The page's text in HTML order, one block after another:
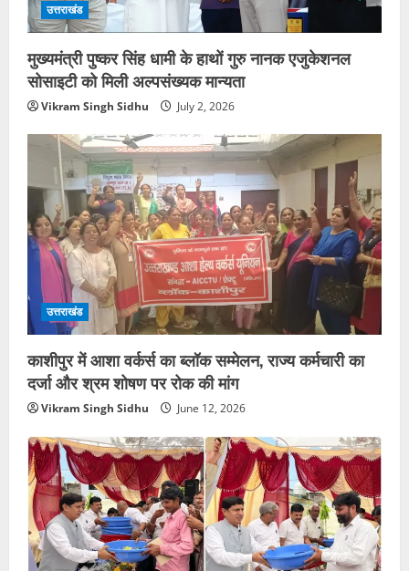
उत्तराखंड
मुख्यमंत्री पुष्कर सिंह धामी के हाथों गुरु नानक एजुकेशनल
सोसाइटी को मिली अल्पसंख्यक मान्यता
Vikram Singh Sidhu July 2, 2026
उत्तराखंड
काशीपुर में आशा वर्कर्स का ब्लॉक सम्मेलन, राज्य कर्मचारी का
दर्जा और श्रम शोषण पर रोक की मांग
Vikram Singh Sidhu June 12, 2026